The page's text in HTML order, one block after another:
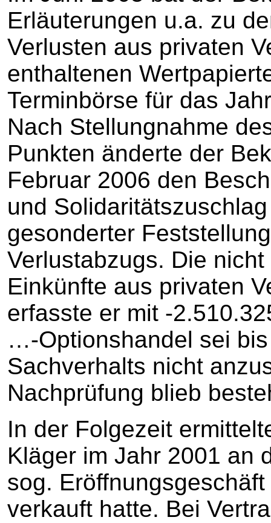
Erläuterungen u.a. zu
Verlusten aus privaten
enthaltenen
Terminbörse für das
Nach Stellungnahme
Punkten änderte der
Februar 2006 den
und
gesonderter
Verlustabzugs. Die
Einkünfte aus privaten
erfasste er mit -
…-Optionshandel sei
Sachverhalts nicht
Nachprüfung blieb
In der Folgezeit
Kläger im Jahr 2001 an
sog.
verkauft hatte. Bei